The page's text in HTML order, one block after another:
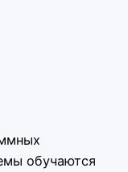
обучаются